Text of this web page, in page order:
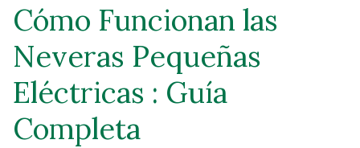
Cómo Funcionan las
Neveras Pequeñas
Eléctricas : Guía
Completa